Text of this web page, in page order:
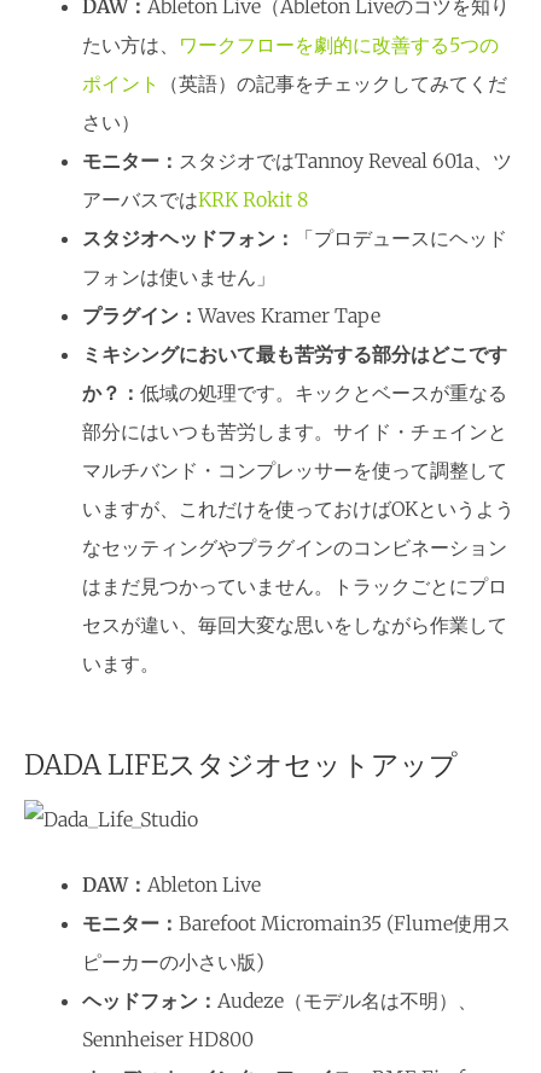
DAW： Ableton Live（Ableton Liveのコツを知り
たい方は、 ワークフローを劇的に改善する5つの
ポイント
（英語）の記事をチェックしてみてくだ
さい）
モニター： スタジオではTannoy Reveal 601a、ツ
アーバスではKRK Rokit 8
スタジオヘッドフォン：
「プロデュースにヘッド
フォンは使いません」
プラグイン：Waves Kramer Tape
ミキシングにおいて最も苦労する部分はどこです
か？： 低域の処理です。キックとベースが重なる
部分にはいつも苦労します。サイド・チェインと
マルチバンド・コンプレッサーを使って調整して
いますが、これだけを使っておけばOKというよう
なセッティングやプラグインのコンビネーション
はまだ見つかっていません。トラックごとにプロ
セスが違い、毎回大変な思いをしながら作業して
います。
DADA LIFEスタジオセットアップ
DAW： Ableton Live
モニター： Barefoot Micromain35 (Flume使用ス
ピーカーの小さい版)
ヘッドフォン： Audeze（モデル名は不明）、
Sennheiser HD800